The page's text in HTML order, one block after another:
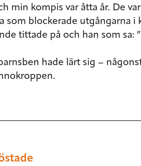
min kompis var åtta år. De
som blockerade utgångarna i
tittade på och han som sa:
hade lärt sig –